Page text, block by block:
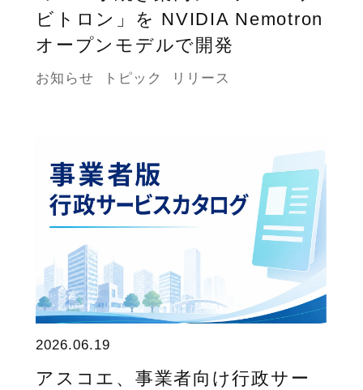
ビトロン」を NVIDIA Nemotron
オープンモデルで開発
お知らせ トピック リリース
2026.06.19
アスコエ、事業者向け行政サー